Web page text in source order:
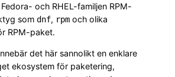
och RHEL-familjen RPM-
som dnf, rpm och olika
RPM-paket.
det här sannolikt en enklare
ekosystem för paketering,